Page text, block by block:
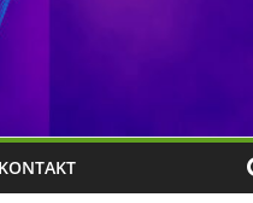
KONTAKT